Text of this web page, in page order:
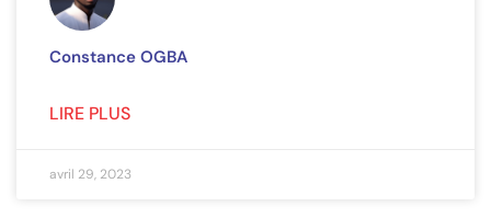
Constance OGBA
LIRE PLUS
avril 29, 2023